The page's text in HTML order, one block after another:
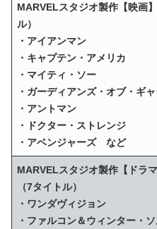
MARVELスタジオ製作【映画
ル）
・アイアンマン
・キャプテン・アメリカ
・マイティ・ソー
・ガーディアンズ・オブ・ギ
・アントマン
・ドクター・ストレンジ
・アベンジャーズ など
MARVELスタジオ製作【ドラ
（7タイトル）
・ワンダヴィジョン
・ファルコン＆ウィンター・